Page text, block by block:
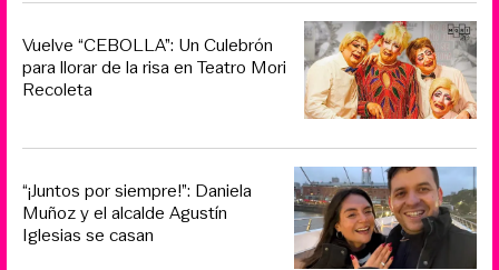
Vuelve “CEBOLLA”: Un Culebrón
para llorar de la risa en Teatro Mori
Recoleta
“¡Juntos por siempre!”: Daniela
Muñoz y el alcalde Agustín
Iglesias se casan